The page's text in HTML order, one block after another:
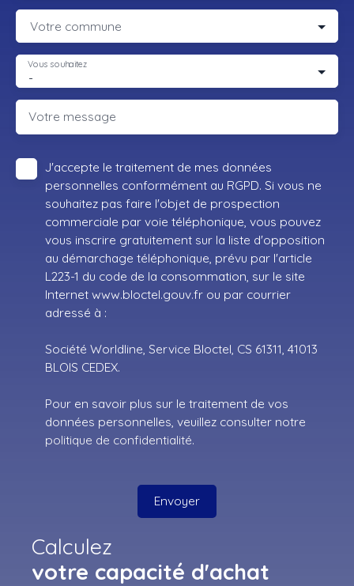
Votre commune
-
Vous souhaitez
Votre message
J'accepte le traitement de mes données
personnelles conformément au RGPD. Si vous ne
souhaitez pas faire l'objet de prospection
commerciale par voie téléphonique, vous pouvez
vous inscrire gratuitement sur la liste d'opposition
au démarchage téléphonique, prévu par l'article
L223-1 du code de la consommation, sur le site
Internet www.bloctel.gouv.fr ou par courrier
adressé à :
Société Worldline, Service Bloctel, CS 61311, 41013
BLOIS CEDEX.
Pour en savoir plus sur le traitement de vos
données personnelles, veuillez consulter notre
politique de confidentialité.
Envoyer
Calculez
votre capacité d'achat